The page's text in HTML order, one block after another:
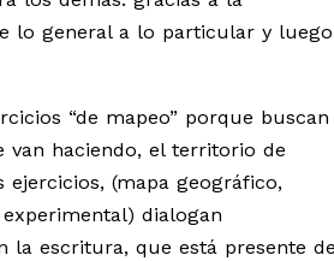
lo general a lo particular y luego
“de mapeo” porque buscan
van haciendo, el territorio de
ejercicios, (mapa geográfico,
dialogan
la escritura, que está presente